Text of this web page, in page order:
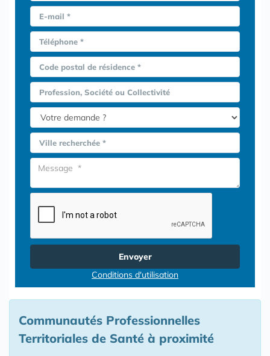
E-mail *
Téléphone *
Code postal de résidence *
Profession, Société ou Collectivité
Ville recherchée *
Envoyer
Conditions d'utilisation
Communautés Professionnelles
Territoriales de Santé à proximité